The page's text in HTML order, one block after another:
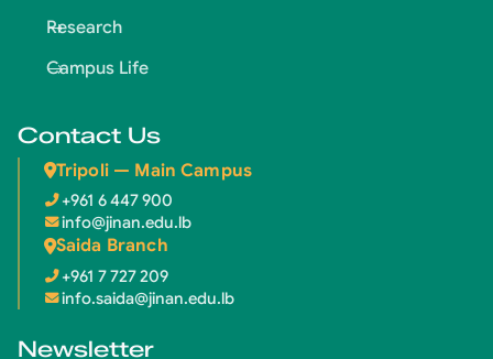
Research
Campus Life
Contact Us
Tripoli — Main Campus
+961 6 447 900
info@jinan.edu.lb
Saida Branch
+961 7 727 209
info.saida@jinan.edu.lb
Newsletter